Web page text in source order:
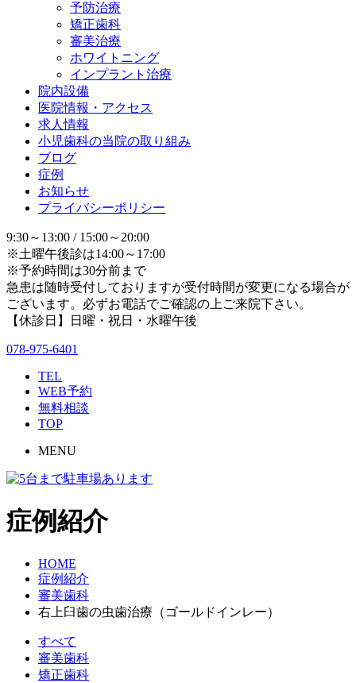
予防治療
矯正歯科
審美治療
ホワイトニング
インプラント治療
院内設備
医院情報・アクセス
求人情報
小児歯科の当院の取り組み
ブログ
症例
お知らせ
プライバシーポリシー
9:30～13:00 / 15:00～20:00
※土曜午後診は14:00～17:00
※予約時間は30分前まで
急患は随時受付しておりますが受付時間が変更になる場合が
ございます。必ずお電話でご確認の上ご来院下さい。
【休診日】日曜・祝日・水曜午後
078-975-6401
TEL
WEB予約
無料相談
TOP
MENU
症例紹介
HOME
症例紹介
審美歯科
右上臼歯の虫歯治療（ゴールドインレー）
すべて
審美歯科
矯正歯科